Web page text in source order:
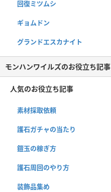
回復ミツムシ
ギョムドン
グランドエスカナイト
モンハンワイルズのお役立ち記事
人気のお役立ち記事
素材採取依頼
護石ガチャの当たり
鎧玉の稼ぎ方
護石周回のやり方
装飾品集め